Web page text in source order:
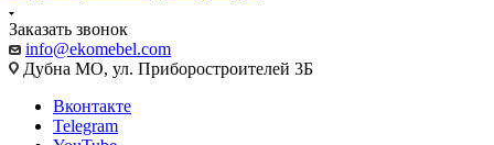
Заказать звонок
info@ekomebel.com
Дубна МО, ул. Приборостроителей 3Б
Вконтакте
Telegram